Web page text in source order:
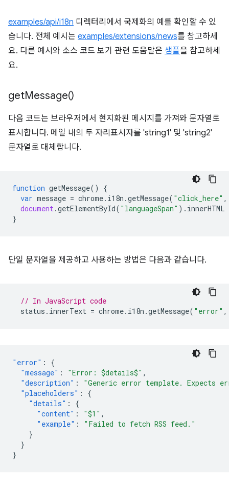
examples/api/i18n 디렉터리에서 국제화의 예를 확인할 수 있
습니다. 전체 예시는 examples/extensions/news를 참고하세
요. 다른 예시와 소스 코드 보기 관련 도움말은 샘플을 참고하세
요.
getMessage()
다음 코드는 브라우저에서 현지화된 메시지를 가져와 문자열로
표시합니다. 메일 내의 두 자리표시자를 'string1' 및 'string2'
문자열로 대체합니다.
function getMessage()
{
var message = chrome. i18n .getMessage( "click_here" ,
document.getElementById( "languageSpan" ). innerHTML
}
단일 문자열을 제공하고 사용하는 방법은 다음과 같습니다.
// In JavaScript code
status . innerText = chrome. i18n .getMessage( "error" ,
"error" :
{
"message" : "Error: $details$" ,
"description" :
"Generic error template. Expects
"placeholders" :
{
"details" :
{
"content" : "$1" ,
"example" :
"Failed to fetch RSS feed."
}
}
}